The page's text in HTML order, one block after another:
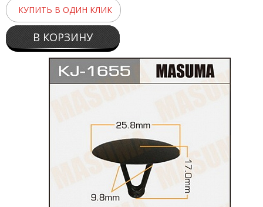
КУПИТЬ В ОДИН КЛИК
В КОРЗИНУ